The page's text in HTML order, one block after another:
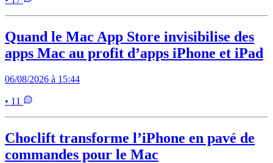
Quand le Mac App Store invisibilise des
apps Mac au profit d’apps iPhone et iPad
06/08/2026 à 15:44
• 11
Choclift transforme l’iPhone en pavé de
commandes pour le Mac